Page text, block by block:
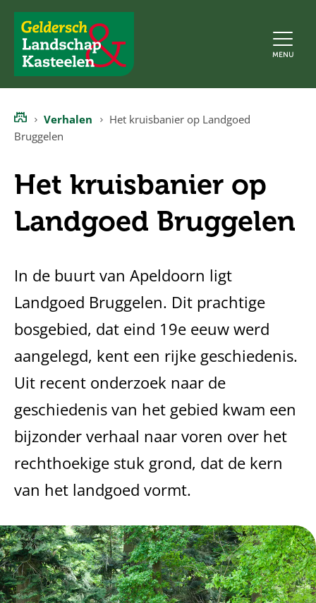
Geldersch
Landschap
en
MENU
Home
Verhalen
Het kruisbanier op Landgoed
Bruggelen
Het kruisbanier op
Landgoed Bruggelen
In de buurt van Apeldoorn ligt
Landgoed Bruggelen. Dit prachtige
bosgebied, dat eind 19e eeuw werd
aangelegd, kent een rijke geschiedenis.
Uit recent onderzoek naar de
geschiedenis van het gebied kwam een
bijzonder verhaal naar voren over het
rechthoekige stuk grond, dat de kern
van het landgoed vormt.